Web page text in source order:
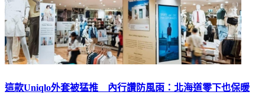
這款Uniqlo外套被猛推 內行讚防風雨：北海道零下也保暖